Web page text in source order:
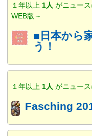
１年以上 1人 がニュー
WEB版～
■日本から
う！
１年以上 1人 がニュー
Fasching